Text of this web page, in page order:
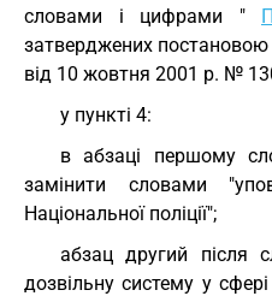
словами і цифрами "
затверджених постановою
від 10 жовтня 2001 р. №
у пункті 4:
в абзаці першому
замінити словами
Національної поліції";
абзац другий після
дозвільну систему у